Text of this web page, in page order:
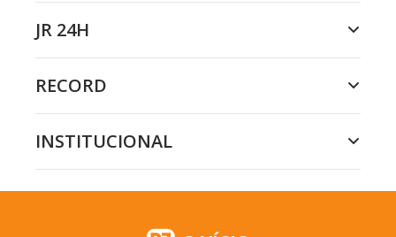
JR 24H
RECORD
INSTITUCIONAL